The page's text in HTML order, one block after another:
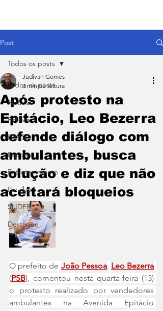
Post
Todos os posts
Notícias
Política
BRASIL
Esporte
Entretenimento
Paraíba
SLIDER
Destaque
Todos os posts
Após protesto na
Epitácio, Leo Bezerra
defende diálogo com
ambulantes, busca
solução e diz que não
aceitará bloqueios
Judivan Gomes
3 min de leitura
O prefeito de João Pessoa, Leo Bezerra
(PSB), comentou nesta quarta-feira (13)
o protesto realizado por vendedores
ambulantes na Avenida Epitácio